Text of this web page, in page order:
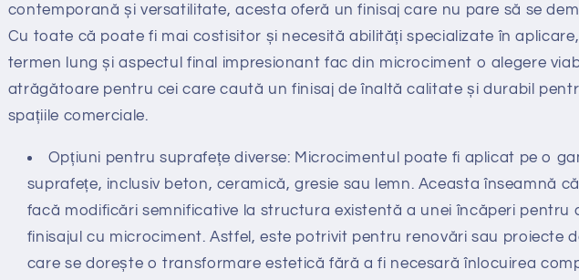
contemporană și versatilitate, acesta oferă un finisaj care nu pare să se
Cu toate că poate fi mai costisitor și necesită abilități specializate în
termen lung și aspectul final impresionant fac din microciment o alegere
atrăgătoare pentru cei care caută un finisaj de înaltă calitate și durabil
spațiile comerciale.
Opțiuni pentru suprafețe diverse: Microcimentul poate fi aplicat pe o
suprafețe, inclusiv beton, ceramică, gresie sau lemn. Aceasta înseamnă
facă modificări semnificative la structura existentă a unei încăperi pentru
finisajul cu microciment. Astfel, este potrivit pentru renovări sau proiecte
care se dorește o transformare estetică fără a fi necesară înlocuirea